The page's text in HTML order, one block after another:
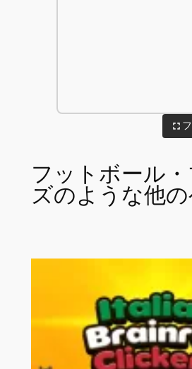
フットボール
ズのような他